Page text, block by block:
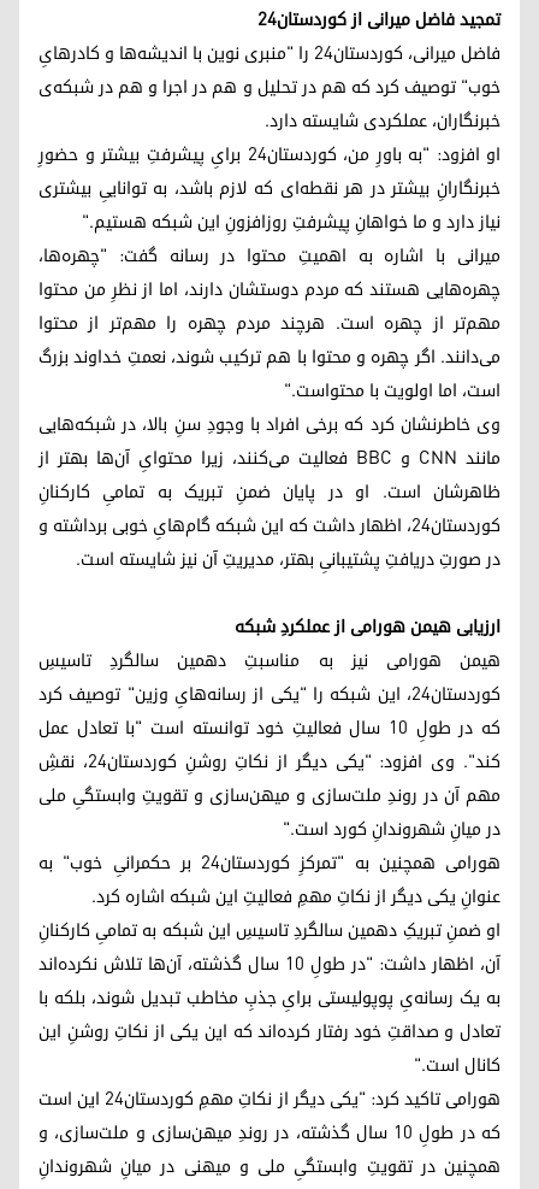
تمجید فاضل میرانی از کوردستان۲۴
فاضل میرانی، کوردستان۲۴ را "منبری نوین با اندیشه‌ها و کادرهایِ
خوب" توصیف کرد که هم در تحلیل و هم در اجرا و هم در شبکه‌ی
خبرنگاران، عملکردی شایسته دارد.
او افزود: "به باورِ من، کوردستان۲۴ برایِ پیشرفتِ بیشتر و حضورِ
خبرنگارانِ بیشتر در هر نقطه‌ای که لازم باشد، به تواناییِ بیشتری
نیاز دارد و ما خواهانِ پیشرفتِ روزافزونِ این شبکه هستیم."
میرانی با اشاره به اهمیتِ محتوا در رسانه گفت: "چهره‌ها،
چهره‌هایی هستند که مردم دوستشان دارند، اما از نظرِ من محتوا
مهم‌تر از چهره است. هرچند مردم چهره را مهم‌تر از محتوا
می‌دانند. اگر چهره و محتوا با هم ترکیب شوند، نعمتِ خداوند بزرگ
است، اما اولویت با محتواست."
وی خاطرنشان کرد که برخی افراد با وجودِ سنِ بالا، در شبکه‌هایی
مانند CNN و BBC فعالیت می‌کنند، زیرا محتوایِ آن‌ها بهتر از
ظاهرشان است. او در پایان ضمنِ تبریک به تمامیِ کارکنانِ
کوردستان۲۴، اظهار داشت که این شبکه گام‌هایِ خوبی برداشته و
در صورتِ دریافتِ پشتیبانیِ بهتر، مدیریتِ آن نیز شایسته است.
ارزیابی هیمن هورامی از عملکردِ شبکه
هیمن هورامی نیز به مناسبتِ دهمین سالگردِ تاسیسِ
کوردستان۲۴، این شبکه را "یکی از رسانه‌هایِ وزین" توصیف کرد
که در طولِ ۱۰ سال فعالیتِ خود توانسته است "با تعادل عمل
کند". وی افزود: "یکی دیگر از نکاتِ روشنِ کوردستان۲۴، نقشِ
مهم آن در روندِ ملت‌سازی و میهن‌سازی و تقویتِ وابستگیِ ملی
در میانِ شهروندانِ کورد است."
هورامی همچنین به "تمرکزِ کوردستان۲۴ بر حکمرانیِ خوب" به
عنوانِ یکی دیگر از نکاتِ مهمِ فعالیتِ این شبکه اشاره کرد.
او ضمنِ تبریکِ دهمین سالگردِ تاسیسِ این شبکه به تمامیِ کارکنانِ
آن، اظهار داشت: "در طولِ ۱۰ سال گذشته، آن‌ها تلاش نکرده‌اند
به یک رسانه‌یِ پوپولیستی برایِ جذبِ مخاطب تبدیل شوند، بلکه با
تعادل و صداقتِ خود رفتار کرده‌اند که این یکی از نکاتِ روشنِ این
کانال است."
هورامی تاکید کرد: "یکی دیگر از نکاتِ مهمِ کوردستان۲۴ این است
که در طولِ ۱۰ سال گذشته، در روندِ میهن‌سازی و ملت‌سازی، و
همچنین در تقویتِ وابستگیِ ملی و میهنی در میانِ شهروندانِ